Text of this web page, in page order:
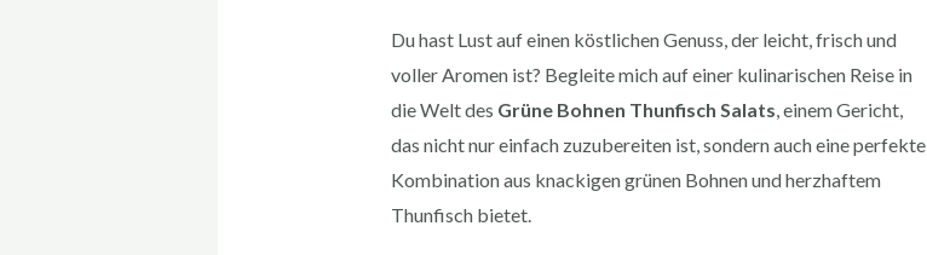
Du hast Lust auf einen köstlichen Genuss, der leicht, frisch und
voller Aromen ist? Begleite mich auf einer kulinarischen Reise in
die Welt des Grüne Bohnen Thunfisch Salats, einem Gericht,
das nicht nur einfach zuzubereiten ist, sondern auch eine perfekte
Kombination aus knackigen grünen Bohnen und herzhaftem
Thunfisch bietet.